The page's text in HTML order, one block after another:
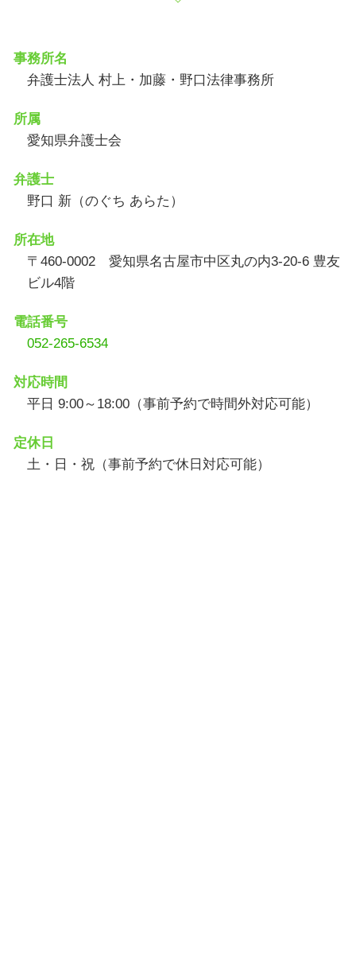
事務所名
弁護士法人 村上・加藤・野口法律事務所
所属
愛知県弁護士会
弁護士
野口 新（のぐち あらた）
所在地
〒460-0002 愛知県名古屋市中区丸の内3-20-6 豊友
ビル4階
電話番号
052-265-6534
対応時間
平日 9:00～18:00（事前予約で時間外対応可能）
定休日
土・日・祝（事前予約で休日対応可能）